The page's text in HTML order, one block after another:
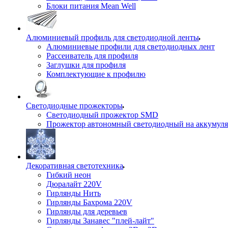
Блоки питания Mean Well
Алюминиевый профиль для светодиодной ленты
Алюминиевые профили для светодиодных лент
Рассеиватель для профиля
Заглушки для профиля
Комплектующие к профилю
Светодиодные прожекторы
Светодиодный прожектор SMD
Прожектор автономный светодиодный на
Декоративная светотехника
Гибкий неон
Дюралайт 220V
Гирлянды Нить
Гирлянды Бахрома 220V
Гирлянды для деревьев
Гирлянды Занавес "плей-лайт"